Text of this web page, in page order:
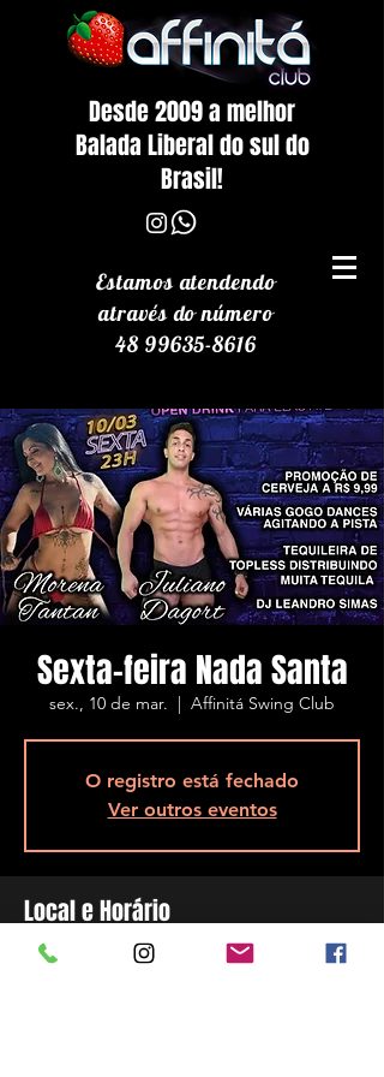
Desde 2009 a melhor
Balada Liberal do sul do
Brasil!
Estamos atendendo
atravésdo número
48 99635-8616
Sexta-feira Nada Santa
sex., 10 de mar.
  |
Affinitá Swing Club
O registro está fechado
Ver outros eventos
Local e Horário
10 de mar. de 2023, 23:00